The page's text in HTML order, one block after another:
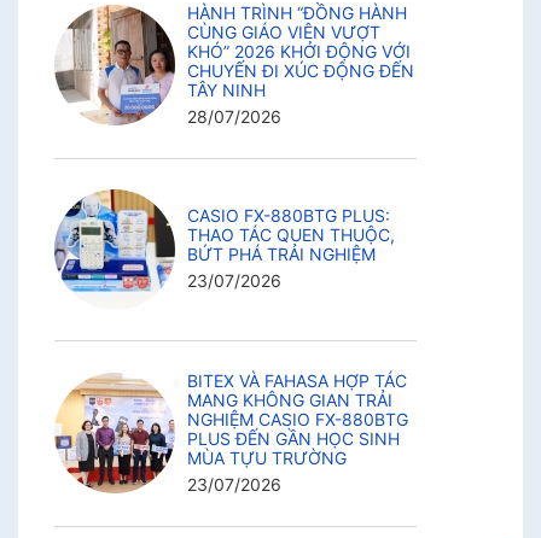
HÀNH TRÌNH “ĐỒNG HÀNH
CÙNG GIÁO VIÊN VƯỢT
KHÓ” 2026 KHỞI ĐỘNG VỚI
CHUYẾN ĐI XÚC ĐỘNG ĐẾN
TÂY NINH
28/07/2026
CASIO FX-880BTG PLUS:
THAO TÁC QUEN THUỘC,
BỨT PHÁ TRẢI NGHIỆM
23/07/2026
BITEX VÀ FAHASA HỢP TÁC
MANG KHÔNG GIAN TRẢI
NGHIỆM CASIO FX-880BTG
PLUS ĐẾN GẦN HỌC SINH
MÙA TỰU TRƯỜNG
23/07/2026